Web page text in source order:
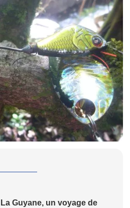
La Guyane, un voyage de